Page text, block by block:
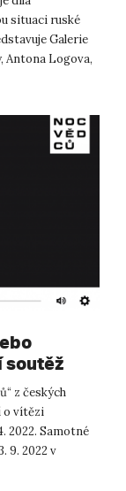
situaci ruské
Galerie
Antona Logova,
soutěž
z českých
o vítězi
2022. Samotné
9. 2022 v